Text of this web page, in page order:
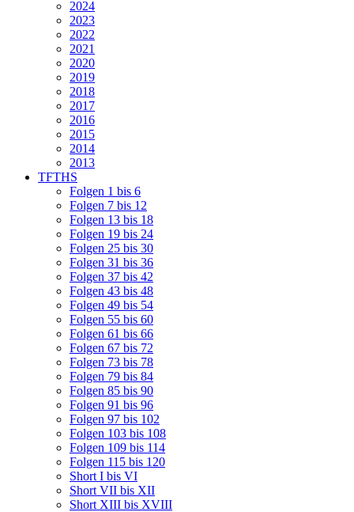
2024
2023
2022
2021
2020
2019
2018
2017
2016
2015
2014
2013
TFTHS
Folgen 1 bis 6
Folgen 7 bis 12
Folgen 13 bis 18
Folgen 19 bis 24
Folgen 25 bis 30
Folgen 31 bis 36
Folgen 37 bis 42
Folgen 43 bis 48
Folgen 49 bis 54
Folgen 55 bis 60
Folgen 61 bis 66
Folgen 67 bis 72
Folgen 73 bis 78
Folgen 79 bis 84
Folgen 85 bis 90
Folgen 91 bis 96
Folgen 97 bis 102
Folgen 103 bis 108
Folgen 109 bis 114
Folgen 115 bis 120
Short I bis VI
Short VII bis XII
Short XIII bis XVIII